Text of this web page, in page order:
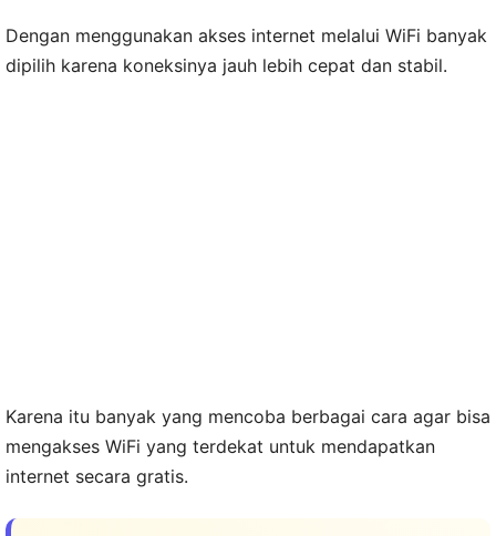
Dengan menggunakan akses internet melalui WiFi banyak
dipilih karena koneksinya jauh lebih cepat dan stabil.
Karena itu banyak yang mencoba berbagai cara agar bisa
mengakses WiFi yang terdekat untuk mendapatkan
internet secara gratis.